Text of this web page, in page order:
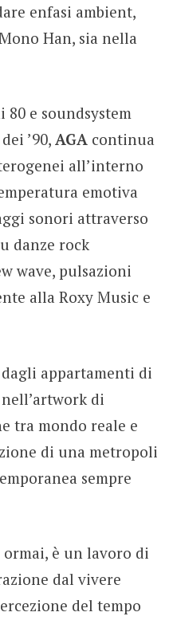
enfasi ambient,
Han, sia nella
e soundsystem
’90, AGAcontinua
all’interno
emotiva
sonori attraverso
danze rock
wave, pulsazioni
alla Roxy Music e
appartamenti di
di
tra mondo reale e
di una metropoli
sempre
è un lavoro di
dal vivere
del tempo